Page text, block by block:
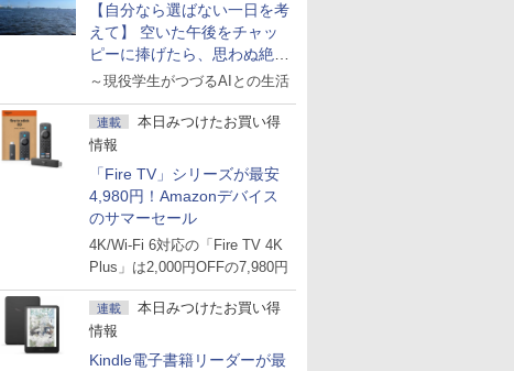
【自分なら選ばない一日を考
えて】 空いた午後をチャッ
ピーに捧げたら、思わぬ絶景
に出会った話
～現役学生がつづるAIとの生活
連載
本日みつけたお買い得
情報
「Fire TV」シリーズが最安
4,980円！Amazonデバイス
のサマーセール
4K/Wi-Fi 6対応の「Fire TV 4K
Plus」は2,000円OFFの7,980円
連載
本日みつけたお買い得
情報
Kindle電子書籍リーダーが最